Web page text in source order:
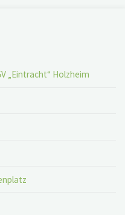
„Eintracht“ Holzheim